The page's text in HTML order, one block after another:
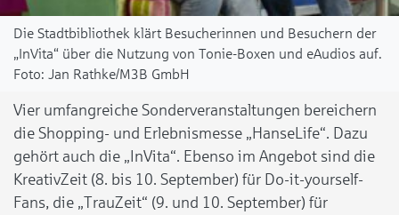
Die Stadtbibliothek klärt Besucherinnen und Besuchern der
„InVita“ über die Nutzung von Tonie-Boxen und eAudios auf.
Jan Rathke/M3B GmbH
Vier umfangreiche Sonderveranstaltungen bereichern
die Shopping- und Erlebnismesse „HanseLife“. Dazu
gehört auch die „InVita“. Ebenso im Angebot sind die
KreativZeit (8. bis 10. September) für Do-it-yourself-
Fans, die „TrauZeit“ (9. und 10. September) für